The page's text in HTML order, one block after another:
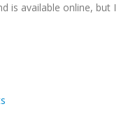
is available online, but I